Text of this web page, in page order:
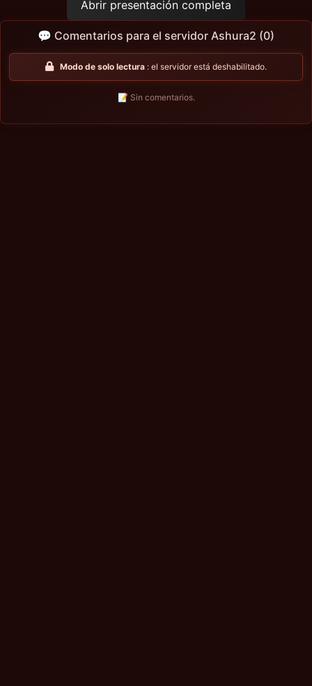
Abrir presentación completa
💬 Comentarios para el servidor Ashura2 (0)
Modo de solo lectura : el servidor está deshabilitado.
📝 Sin comentarios.